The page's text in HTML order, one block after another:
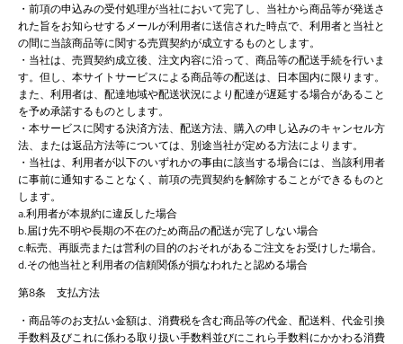
・前項の申込みの受付処理が当社において完了し、当社から商品等が発送さ
れた旨をお知らせするメールが利用者に送信された時点で、利用者と当社と
の間に当該商品等に関する売買契約が成立するものとします。
・当社は、売買契約成立後、注文内容に沿って、商品等の配送手続を行いま
す。但し、本サイトサービスによる商品等の配送は、日本国内に限ります。
また、利用者は、配達地域や配送状況により配達が遅延する場合があること
を予め承諾するものとします。
・本サービスに関する決済方法、配送方法、購入の申し込みのキャンセル方
法、または返品方法等については、別途当社が定める方法によります。
・当社は、利用者が以下のいずれかの事由に該当する場合には、当該利用者
に事前に通知することなく、前項の売買契約を解除することができるものと
します。
a.利用者が本規約に違反した場合
b.届け先不明や長期の不在のため商品の配送が完了しない場合
c.転売、再販売または営利の目的のおそれがあるご注文をお受けした場合。
d.その他当社と利用者の信頼関係が損なわれたと認める場合
第8条 支払方法
・商品等のお支払い金額は、消費税を含む商品等の代金、配送料、代金引換
手数料及びこれに係わる取り扱い手数料並びにこれら手数料にかかわる消費